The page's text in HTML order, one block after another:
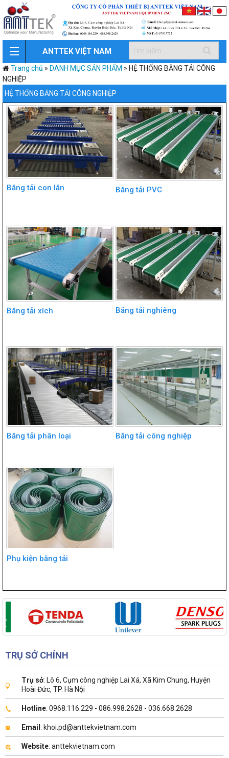
ANTTEK VIỆT NAM
Trang chủ » DANH MỤC SẢN PHẨM » HỆ THỐNG BĂNG TẢI CÔNG
NGHIỆP
HỆ THỐNG BĂNG TẢI CÔNG NGHIỆP
Băng tải con lăn Băng tải PVC
Băng tải xích Băng tải nghiêng
Băng tải phân loại Băng tải công nghiệp
Phụ kiện băng tải
TRỤ SỞ CHÍNH
Trụ sở: Lô 6, Cụm công nghiệp Lai Xá, Xã Kim Chung, Huyện
Hoài Đức, TP. Hà Nội
Hotline: 0968.116.229 - 086.998.2628 - 036.668.2628
Email : khoi.pd@anttekvietnam.com
Website: anttekvietnam.com